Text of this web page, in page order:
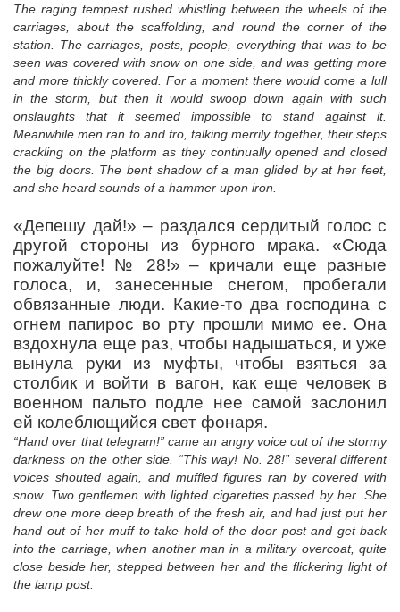
The raging tempest rushed whistling between the wheels of the
carriages, about the scaffolding, and round the corner of the
station. The carriages, posts, people, everything that was to be
seen was covered with snow on one side, and was getting more
and more thickly covered. For a moment there would come a lull
in the storm, but then it would swoop down again with such
onslaughts that it seemed impossible to stand against it.
Meanwhile men ran to and fro, talking merrily together, their steps
crackling on the platform as they continually opened and closed
the big doors. The bent shadow of a man glided by at her feet,
and she heard sounds of a hammer upon iron.
«Депешу дай!» – раздался сердитый голос с
другой стороны из бурного мрака. «Сюда
пожалуйте! №
28!» – кричали еще разные
голоса, и, занесенные снегом, пробегали
обвязанные люди. Какие-то два господина с
огнем папирос во рту прошли мимо ее. Она
вздохнула еще раз, чтобы надышаться, и уже
вынула руки из муфты, чтобы взяться за
столбик и войти в вагон, как еще человек в
военном пальто подле нее самой заслонил
ей колеблющийся свет фонаря.
“Hand over that telegram!” came an angry voice out of the stormy
darkness on the other side. “This way! No. 28!” several different
voices shouted again, and muffled figures ran by covered with
snow. Two gentlemen with lighted cigarettes passed by her. She
drew one more deep breath of the fresh air, and had just put her
hand out of her muff to take hold of the door post and get back
into the carriage, when another man in a military overcoat, quite
close beside her, stepped between her and the flickering light of
the lamp post.